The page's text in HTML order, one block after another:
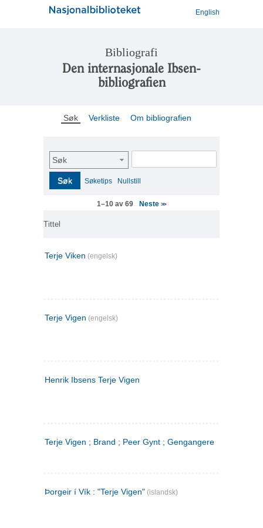
English
Bibliografi
Den internasjonale Ibsen-
bibliografien
Søk Verkliste Om bibliografien
Søk
Søk Søketips Nullstill
1–10 av 69 Neste>>
Tittel
Terje Viken (engelsk)
Terje Vigen (engelsk)
Henrik Ibsens Terje Vigen
Terje Vigen ; Brand ; Peer Gynt ; Gengangere
Þorgeir í Vík : "Terje Vigen" (islandsk)